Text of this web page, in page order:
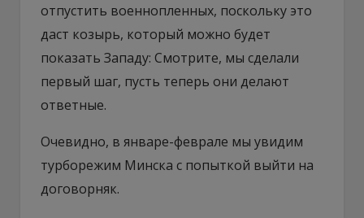
отпустить военнопленных, поскольку это
даст козырь, который можно будет
показать Западу: Смотрите, мы сделали
первый шаг, пусть теперь они делают
ответные.
Очевидно, в январе-феврале мы увидим
турборежим Минска с попыткой выйти на
договорняк.